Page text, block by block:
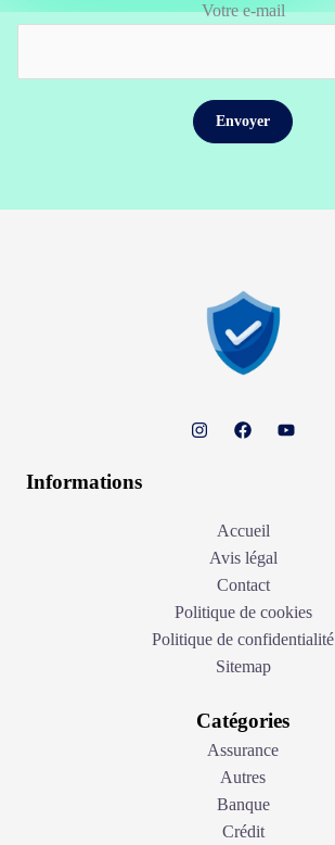
Votre e-mail
Informations
Accueil
Avis légal
Contact
Politique de cookies
Politique de confidentialité
Sitemap
Catégories
Assurance
Autres
Banque
Crédit